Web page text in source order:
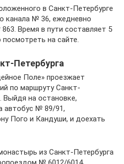
в Санкт-Петербурге
канала № 36, ежедневно
Время в пути составляет 5
на сайте.
Петербурга
Поле» проезжает
по маршруту Санкт-
Выйдя на остановке,
автобус № 89/91,
Пого и Кандуши, и доехать
из Санкт-Петербурга